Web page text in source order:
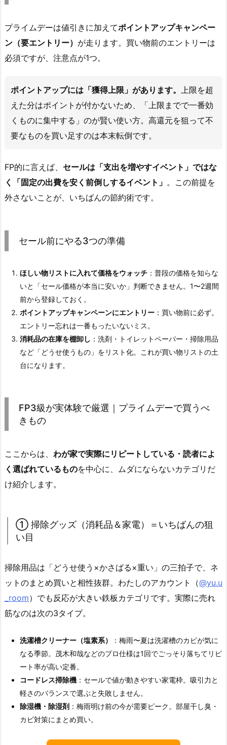
プライムデーは値引きに加えてポイントアップキャンペー
ン（要エントリー） が走ります。買い物前のエントリーは
必須ですが、注意点が1つ。
ポイントアップには「獲得上限」があります。
上限を超
えた分はポイントが付かないため、「上限までで一番効
くものに集中する」のが賢い使い方。高還元を狙って不
要なものを買い足すのは本末転倒です。
FP的に言えば、 セールは「支出を増やすイベント」ではな
く「固定の出費を安く前倒しするイベント」 。この前提を
外さないことが、いちばんの節約術です。
セール前にやる3つの準備
ほしい物リストに入れて価格をウォッチ ：普段の価格を知らな
いと「セール価格が本当に安いか」判断できません。1〜2週間
前から登録しておく。
ポイントアップキャンペーンにエントリー ：買い物前に必ず。
エントリー忘れは一番もったいないミス。
消耗品の在庫を棚卸し ：洗剤・トイレットペーパー・掃除用品
など「どうせ使うもの」をリスト化。これが買い物リストの土
台になります。
FP3級が実体験で厳選｜プライムデーで買うべ
きもの
ここからは、 わが家で実際にリピートしている・読者によ
く選ばれているものを中心に、ムダにならないカテゴリだ
け紹介します。
① 掃除グッズ（消耗品＆家電）＝いちばんの狙
い目
掃除用品は「どうせ使う×かさばる×重い」の三拍子で、ネ
ットのまとめ買いと相性抜群。わたしのアカウント（@yu.u
_room）でも反応が大きい鉄板カテゴリです。実際に売れ
筋なのは次の3タイプ。
洗濯槽クリーナー（塩素系）
：梅雨〜夏は洗濯槽のカビが気に
なる季節。茂木和哉などのプロ仕様は1回でごっそり落ちてリピ
ート率が高い定番。
コードレス掃除機 ：セールで値が動きやすい家電枠。吸引力と
軽さのバランスで選ぶと失敗しません。
除湿機・除湿剤 ：梅雨明け前の今が需要ピーク。部屋干し臭・
カビ対策にまとめ買い。